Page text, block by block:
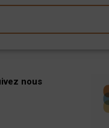
nous